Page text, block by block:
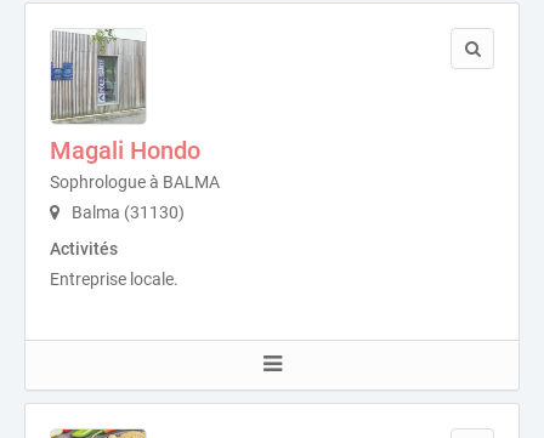
Magali Hondo
Sophrologue à BALMA
Balma (31130)
Activités
Entreprise locale.